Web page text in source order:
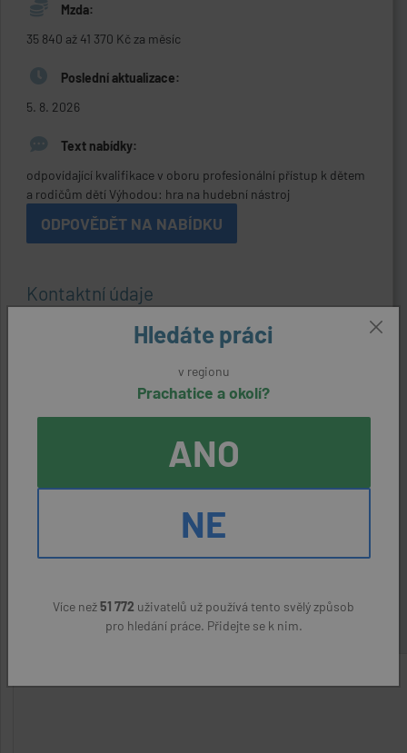
Mzda:
35 840 až 41 370 Kč za měsíc
Poslední aktualizace:
5. 8. 2026
Text nabídky:
odpovídající kvalifikace v oboru profesionální přístup k dětem
a rodičům dětí Výhodou: hra na hudební nástroj
ODPOVĚDĚT NA NABÍDKU
Kontaktní údaje
Zaměstnavatel:
Základní škola a Mateřská škola Lenora, okres Prachatice
ODPOVĚDĚT NA NABÍDKU
Nahlásit podezřelý inzerát
Hledáte práci
v regionu
Prachatice a okolí?
ANO
NE
Více než51 772 uživatelů už používá tento svělý způsob
pro hledání práce. Přidejte se k nim.